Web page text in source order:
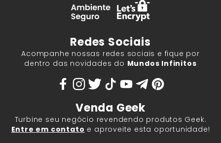
Redes Sociais
Acompanhe nossas redes sociais e fique por
dentro das novidades do Mundos Infinitos
Venda Geek
Turbine seu negócio revendendo produtos Geek.
Entre em contato e aproveite esta oportunidade!